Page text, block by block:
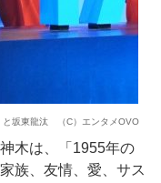
と坂東龍汰 （C）エンタメOVO
木は、「1955年の
族、友情、愛、サス